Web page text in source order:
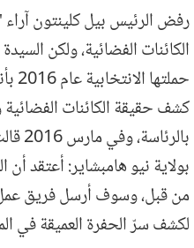
رفض الرئيس بيل كلينتون
الكائنات الفضائية، ولكن
بولاية نيو هامبشاير: أعتقد
لكشف سرّ الحفرة العميقة في